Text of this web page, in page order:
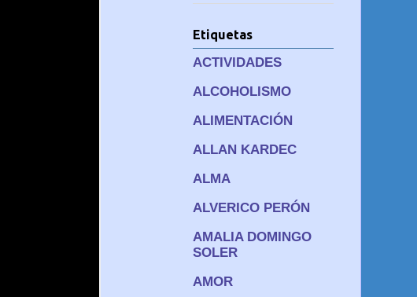
Etiquetas
ACTIVIDADES
ALCOHOLISMO
ALIMENTACIÓN
ALLAN KARDEC
ALMA
ALVERICO PERÓN
AMALIA DOMINGO
SOLER
AMOR